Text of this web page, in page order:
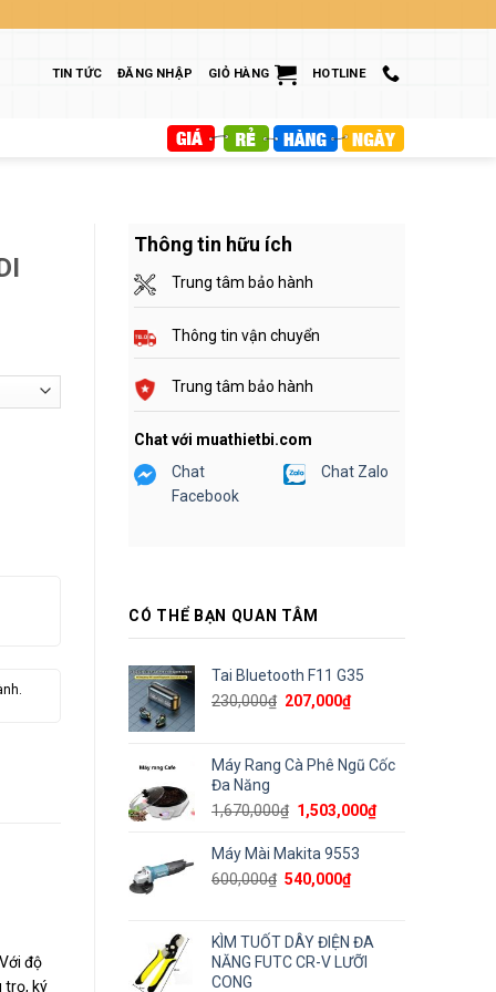
TIN TỨC ĐĂNG NHẬP GIỎ HÀNG HOTLINE
Thông tin hữu ích
Trung tâm bảo hành
Thông tin vận chuyển
Trung tâm bảo hành
Chat với muathietbi.com
Chat
Facebook
Chat Zalo
CÓ THỂ BẠN QUAN TÂM
Tai Bluetooth F11 G35
230,000₫ Giá
230,000₫.
207,000₫Giá
là:
207,000₫.
Máy Rang Cà Phê Ngũ Cốc
Đa Năng
1,670,000₫ Giá
là:
1,670,000₫.
1,503,000₫Giá
Máy Mài Makita 9553
600,000₫ Giá
600,000₫.
540,000₫Giá
là:
540,000₫.
KÌM TUỐT DÂY ĐIỆN ĐA
NĂNG FUTC CR-V LƯỠI
CONG
độ
trọ, ký